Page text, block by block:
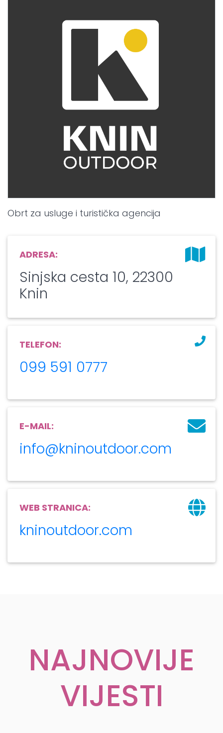
Obrt za usluge i turistička agencija
ADRESA:
Sinjska cesta 10, 22300
Knin
TELEFON:
099 591 0777
E-MAIL:
info@kninoutdoor.com
WEB STRANICA:
kninoutdoor.com
NAJNOVIJE
VIJESTI